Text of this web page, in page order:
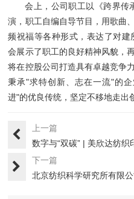
会上，公司职工以《跨界传
演，职工自编自导节目，用歌曲
频祝福等各种形式，表达了对
会展示了职工的良好精神风貌，
将在控股公司打造具有卓越竞争
秉承"求特创新、志在一流"的
进"的优良传统，坚定不移地走出
上一篇
数字与“双碳” | 美欣达纺
下一篇
北京纺织科学研究所有限